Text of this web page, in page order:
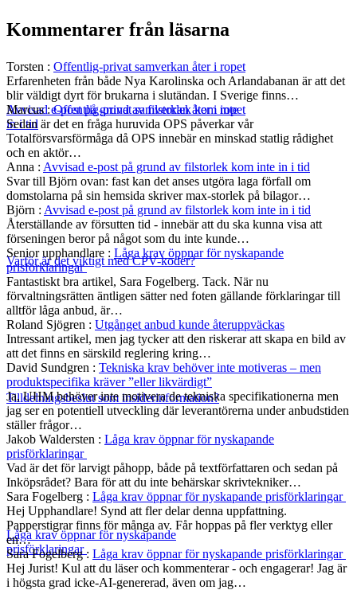
Avvisad e-post på grund av filstorlek kom inte
in i tid
Varför är det viktigt med CPV-koder?
Tilldelningsbeslut som insiderinformation?
Låga krav öppnar för nyskapande
prisförklaringar
Kommentarer från läsarna
Torsten : Offentlig-privat samverkan åter i ropet
Erfarenheten från både Nya Karolinska och Arlandabanan är att det
blir väldigt dyrt för brukarna i slutändan. I Sverige finns…
Marcus:Offentlig-privat samverkan åter i ropet
Sedan är det en fråga huruvida OPS påverkar vår
Totalförsvarsförmåga då OPS innebär en minskad statlig rådighet
och en aktör…
Anna : Avvisad e-post på grund av filstorlek kom inte in i tid
Svar till Björn ovan: fast kan det anses utgöra laga förfall om
domstolarna på sin hemsida skriver max-storlek på bilagor…
Björn : Avvisad e-post på grund av filstorlek kom inte in i tid
Återställande av försutten tid - innebär att du ska kunna visa att
förseningen beror på något som du inte kunde…
Senior upphandlare : Låga krav öppnar för nyskapande
prisförklaringar
Fantastiskt bra artikel, Sara Fogelberg. Tack. När nu
förvaltningsrätten äntligen sätter ned foten gällande förklaringar till
alltför låga anbud, är…
Roland Sjögren : Utgånget anbud kunde återuppväckas
Intressant artikel, men jag tycker att den riskerar att skapa en bild av
att det finns en särskild reglering kring…
David Sundgren : Tekniska krav behöver inte motiveras – men
produktspecifika kräver ”eller likvärdigt”
Ja, UHM behöver inte motivera de tekniska specifikationerna men
jag ser en potentiell utveckling där leverantörerna under anbudstiden
ställer frågor…
Jakob Waldersten : Låga krav öppnar för nyskapande
prisförklaringar
Vad är det för larvigt påhopp, både på textförfattaren och sedan på
Inköpsrådet? Bara för att du inte behärskar skrivtekniker…
Sara Fogelberg : Låga krav öppnar för nyskapande prisförklaringar
Hej Upphandlare! Synd att fler delar denna uppfattning.
Papperstigrar finns för många av. Får hoppas på fler verktyg eller
en…
Sara Fogelberg: Låga krav öppnar för nyskapande prisförklaringar
Hej Jurist! Kul att du läser och kommenterar - och engagerar! Jag är
i högsta grad icke-AI-genererad, även om jag…